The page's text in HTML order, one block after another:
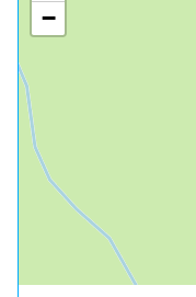
−